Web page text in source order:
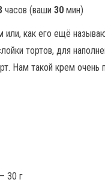
часов (ваши 30 мин)
как его ещё
тортов, для
Нам такой крем очень
30 г